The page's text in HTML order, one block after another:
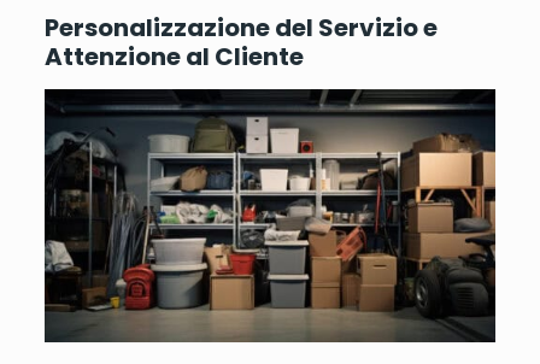
Personalizzazione del Servizio e
Attenzione al Cliente